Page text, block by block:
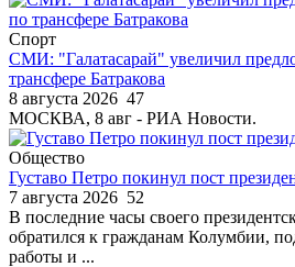
Спорт
СМИ: "Галатасарай" увеличил
трансфере Батракова
8 августа 2026 47
МОСКВА, 8 авг - РИА Новости.
Общество
Густаво Петро покинул пост
7 августа 2026 52
В последние часы своего
обратился к гражданам Колумбии,
работы и ...